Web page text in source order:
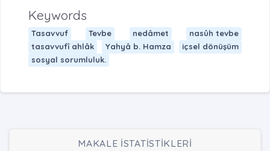
Keywords
Tasavvuf Tevbe nedâmet
nasûh tevbe
tasavvufî ahlâk
Yahyâ b. Hamza
içsel dönüşüm
sosyal sorumluluk.
MAKALE İSTATİSTİKLERİ